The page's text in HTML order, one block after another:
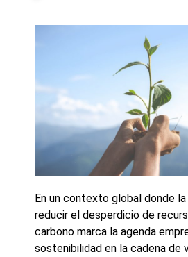
En un contexto global donde
reducir el desperdicio de
carbono marca la agenda
sostenibilidad en la cadena de